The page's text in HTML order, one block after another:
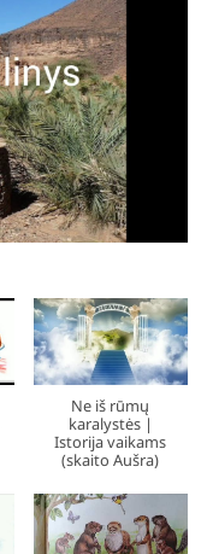
Ne iš rūmų
karalystės |
Istorija vaikams
(skaito Aušra)